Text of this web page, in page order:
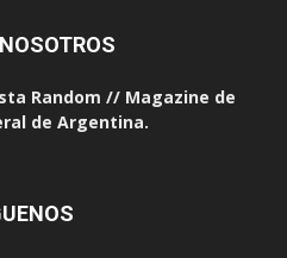
Random // Magazine de
de Argentina.